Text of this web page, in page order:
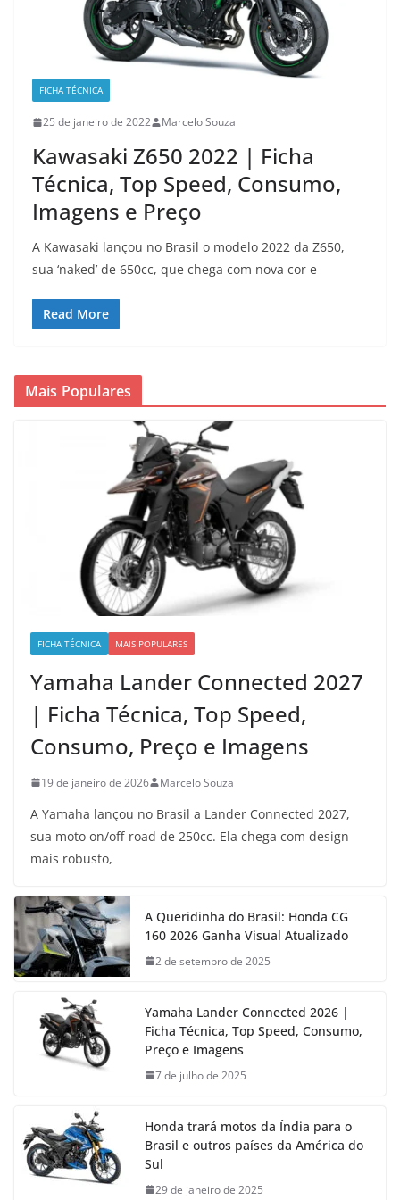
FICHA TÉCNICA
25 de janeiro de 2022 Marcelo Souza
Kawasaki Z650 2022 | Ficha
Técnica, Top Speed, Consumo,
Imagens e Preço
A Kawasaki lançou no Brasil o modelo 2022 da Z650,
sua ‘naked’ de 650cc, que chega com nova cor e
Read More
Mais Populares
FICHA TÉCNICA MAIS POPULARES
Yamaha Lander Connected 2027
| Ficha Técnica, Top Speed,
Consumo, Preço e Imagens
19 de janeiro de 2026 Marcelo Souza
A Yamaha lançou no Brasil a Lander Connected 2027,
sua moto on/off-road de 250cc. Ela chega com design
mais robusto,
A Queridinha do Brasil: Honda CG
160 2026 Ganha Visual Atualizado
2 de setembro de 2025
Yamaha Lander Connected 2026 |
Ficha Técnica, Top Speed, Consumo,
Preço e Imagens
7 de julho de 2025
Honda trará motos da Índia para o
Brasil e outros países da América do
Sul
29 de janeiro de 2025